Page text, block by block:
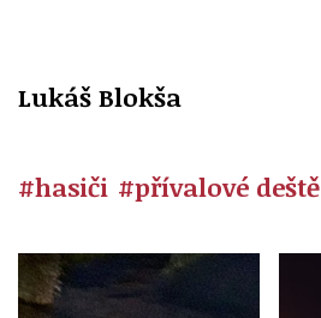
Lukáš Blokša
#hasiči #přívalové deště